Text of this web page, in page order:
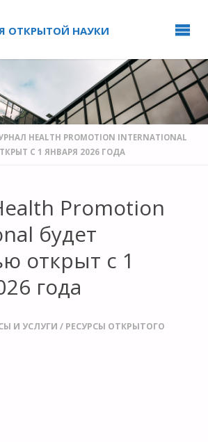
ОТКРЫТОЙ НАУКИ
HEALTH PROMOTION INTERNATIONAL
С 1 ЯНВАРЯ 2026 ГОДА
Promotion
будет
открыт с 1
года
И УСЛУГИ / РЕСУРСЫ ОТКРЫТОГО